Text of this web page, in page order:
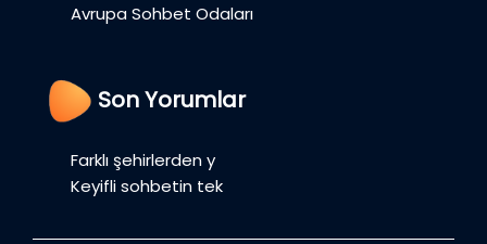
Avrupa Sohbet Odaları
Son Yorumlar
Farklı şehirlerden y
Keyifli sohbetin tek